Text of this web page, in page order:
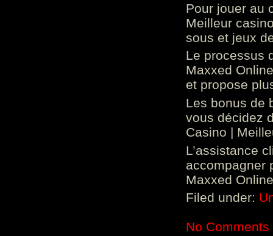
Pour jouer au
Meilleur
sous et jeux
Le processus
Maxxed
et propose
Les bonus de
vous décidez
Casino |
L’assistance
accompagner
Maxxed
Filed under:
No Comments